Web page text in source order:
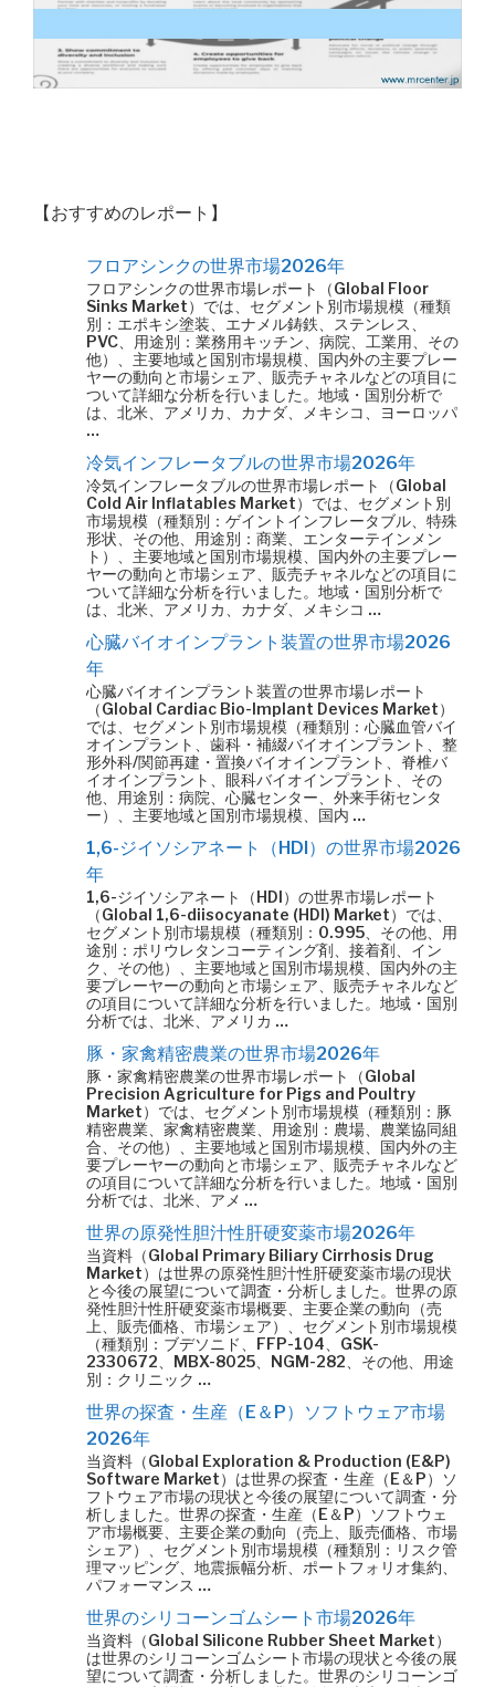
【おすすめのレポート】
フロアシンクの世界市場2026年
フロアシンクの世界市場レポート（Global Floor
Sinks Market）では、セグメント別市場規模（種類
別：エポキシ塗装、エナメル鋳鉄、ステンレス、
PVC、用途別：業務用キッチン、病院、工業用、その
他）、主要地域と国別市場規模、国内外の主要プレー
ヤーの動向と市場シェア、販売チャネルなどの項目に
ついて詳細な分析を行いました。地域・国別分析で
は、北米、アメリカ、カナダ、メキシコ、ヨーロッパ
…
冷気インフレータブルの世界市場2026年
冷気インフレータブルの世界市場レポート（Global
Cold Air Inflatables Market）では、セグメント別
市場規模（種類別：ゲイントインフレータブル、特殊
形状、その他、用途別：商業、エンターテインメン
ト）、主要地域と国別市場規模、国内外の主要プレー
ヤーの動向と市場シェア、販売チャネルなどの項目に
ついて詳細な分析を行いました。地域・国別分析で
は、北米、アメリカ、カナダ、メキシコ …
心臓バイオインプラント装置の世界市場2026
年
心臓バイオインプラント装置の世界市場レポート
（Global Cardiac Bio-Implant Devices Market）
では、セグメント別市場規模（種類別：心臓血管バイ
オインプラント、歯科・補綴バイオインプラント、整
形外科/関節再建・置換バイオインプラント、脊椎バ
イオインプラント、眼科バイオインプラント、その
他、用途別：病院、心臓センター、外来手術センタ
ー）、主要地域と国別市場規模、国内 …
1,6-ジイソシアネート（HDI）の世界市場2026
年
1,6-ジイソシアネート（HDI）の世界市場レポート
（Global 1,6-diisocyanate (HDI) Market）では、
セグメント別市場規模（種類別：0.995、その他、用
途別：ポリウレタンコーティング剤、接着剤、イン
ク、その他）、主要地域と国別市場規模、国内外の主
要プレーヤーの動向と市場シェア、販売チャネルなど
の項目について詳細な分析を行いました。地域・国別
分析では、北米、アメリカ …
豚・家禽精密農業の世界市場2026年
豚・家禽精密農業の世界市場レポート（Global
Precision Agriculture for Pigs and Poultry
Market）では、セグメント別市場規模（種類別：豚
精密農業、家禽精密農業、用途別：農場、農業協同組
合、その他）、主要地域と国別市場規模、国内外の主
要プレーヤーの動向と市場シェア、販売チャネルなど
の項目について詳細な分析を行いました。地域・国別
分析では、北米、アメ …
世界の原発性胆汁性肝硬変薬市場2026年
当資料（Global Primary Biliary Cirrhosis Drug
Market）は世界の原発性胆汁性肝硬変薬市場の現状
と今後の展望について調査・分析しました。世界の原
発性胆汁性肝硬変薬市場概要、主要企業の動向（売
上、販売価格、市場シェア）、セグメント別市場規模
（種類別：ブデソニド、FFP-104、GSK-
2330672、MBX-8025、NGM-282、その他、用途
別：クリニック …
世界の探査・生産（E＆P）ソフトウェア市場
2026年
当資料（Global Exploration & Production (E&P)
Software Market）は世界の探査・生産（E＆P）ソ
フトウェア市場の現状と今後の展望について調査・分
析しました。世界の探査・生産（E＆P）ソフトウェ
ア市場概要、主要企業の動向（売上、販売価格、市場
シェア）、セグメント別市場規模（種類別：リスク管
理マッピング、地震振幅分析、ポートフォリオ集約、
パフォーマンス …
世界のシリコーンゴムシート市場2026年
当資料（Global Silicone Rubber Sheet Market）
は世界のシリコーンゴムシート市場の現状と今後の展
望について調査・分析しました。世界のシリコーンゴ